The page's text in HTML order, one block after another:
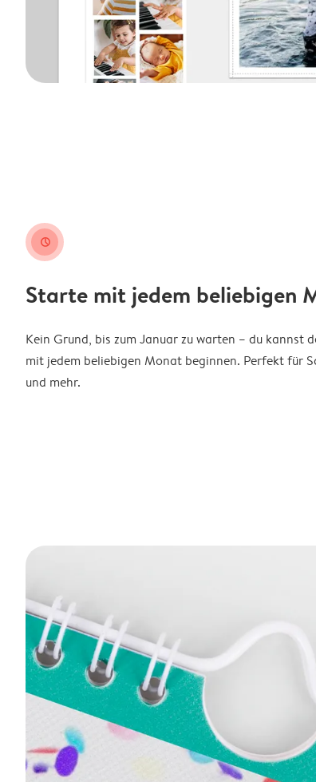
clock
Starte mit jedem beliebigen
Kein Grund, bis zum Januar zu warten – du kannst
mit jedem beliebigen Monat beginnen. Perfekt für
und mehr.